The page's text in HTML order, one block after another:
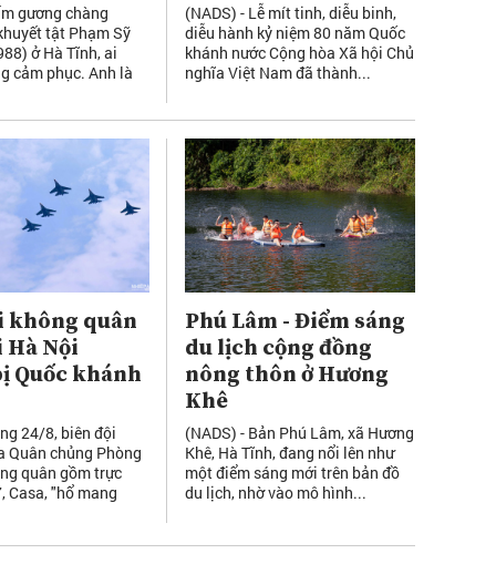
gương chàng
tật Phạm Sỹ
ở Hà Tĩnh, ai
cảm phục. Anh là
(NADS) - Lễ mít tinh, diễu binh,
diễu hành kỷ niệm 80 năm Quốc
khánh nước Cộng hòa Xã hội Chủ
nghĩa Việt Nam đã thành...
không quân
Nội
Quốc khánh
24/8, biên đội
Quân chủng Phòng
quân gồm trực
Casa, "hổ mang
Phú Lâm - Điểm sáng
du lịch cộng đồng
nông thôn ở Hương
Khê
(NADS) - Bản Phú Lâm, xã Hương
Khê, Hà Tĩnh, đang nổi lên như
một điểm sáng mới trên bản đồ
du lịch, nhờ vào mô hình...